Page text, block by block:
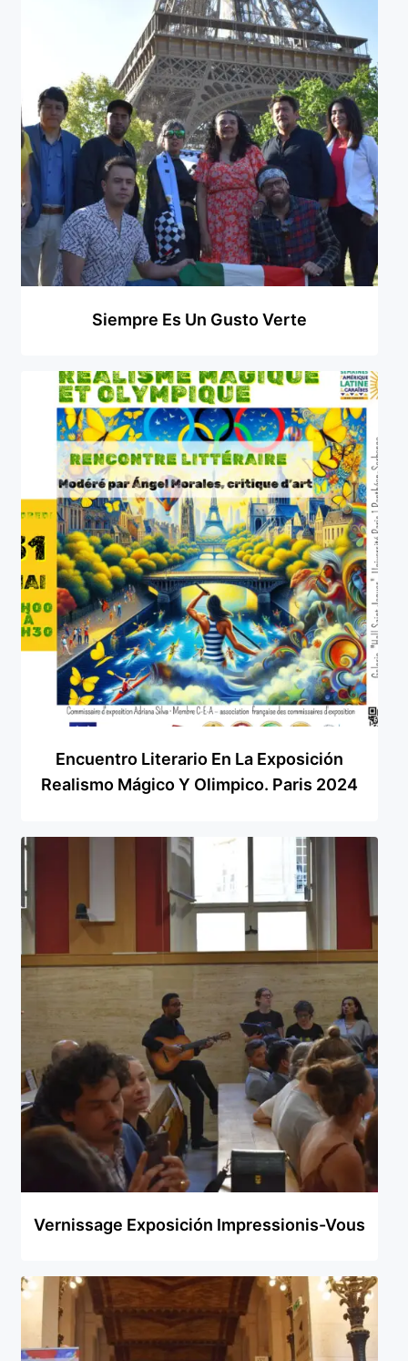
Siempre Es Un Gusto Verte
Encuentro Literario En La Exposición
Realismo Mágico Y Olimpico. Paris 2024
Vernissage Exposición Impressionis-Vous